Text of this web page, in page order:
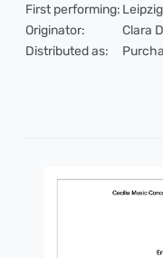
First performing:
Originator:
Clara
Distributed as: